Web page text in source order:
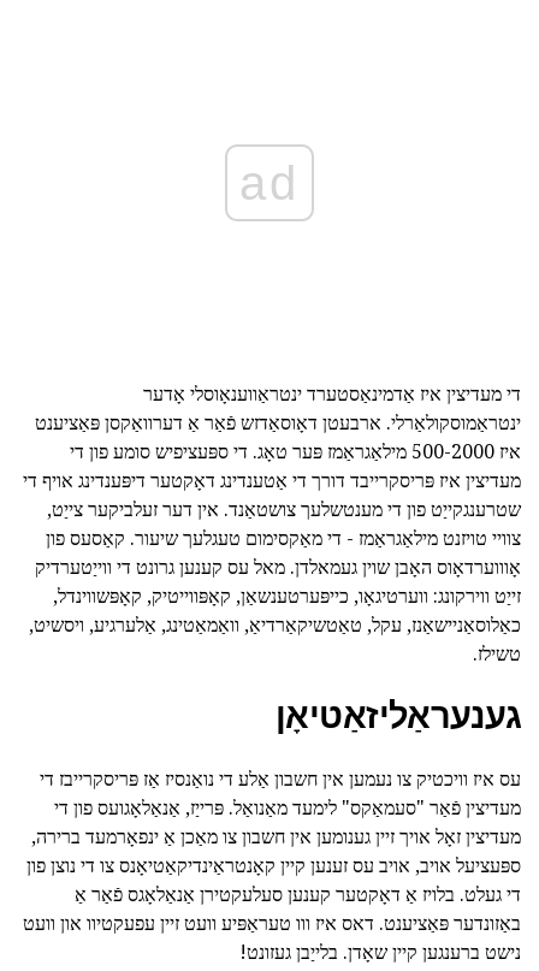
ad
די מעדיצין איז אַדמינאַסטערד ינטראַווענאָוסלי אָדער
ינטראַמוסקולאַרלי. ארבעטן דאָוסאַדזש פֿאַר אַ דערוואַקסן פּאַציענט
איז 500-2000 מילאַגראַמז פּער טאָג. די ספּעציפיש סומע פון די
מעדיצין איז פּריסקרייבד דורך די אַטענדינג דאָקטער דיפּענדינג אויף די
שטרענגקייַט פון די מענטשלעך צושטאַנד. אין דער זעלביקער צייַט,
צוויי טויזנט מילאַגראַמז - די מאַקסימום טעגלעך שיעור. קאַסעס פון
אָוווערדאָוס האָבן שוין געמאלדן. מאל עס קענען גרונט די ווייַטערדיק
זייַט ווירקונג: ווערטיגאָו, כייפּערטענשאַן, קאָפּווייטיק, קאָפּשווינדל,
כאַלוסאַניישאַנז, עקל, טאַטשיקאַרדיאַ, וואַמאַטינג, אַלערגיע, ויסשיט,
טשילז.
גענעראַליזאַטיאָן
עס איז וויכטיק צו נעמען אין חשבון אַלע די נואַנסיז אַז פּריסקרייבז די
מעדיצין פֿאַר "סעמאַקס" לימעד מאַנואַל. פּרייַז, אַנאַלאָגועס פון די
מעדיצין זאָל אויך זיין גענומען אין חשבון צו מאַכן אַ ינפאָרמעד ברירה,
ספּעציעל אויב, אויב עס זענען קיין קאָנטראַינדיקאַטיאָנס צו די נוצן פון
די געלט. בלויז אַ דאָקטער קענען סעלעקטירן אַנאַלאָגס פֿאַר אַ
באַזונדער פּאַציענט. דאס איז ווו טעראַפּיע וועט זיין עפעקטיוו און וועט
נישט ברענגען קיין שאָדן. בלייַבן געזונט!